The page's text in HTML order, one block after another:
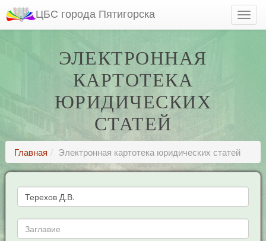
ЦБС города Пятигорска
ЭЛЕКТРОННАЯ
КАРТОТЕКА
ЮРИДИЧЕСКИХ
СТАТЕЙ
Главная Электронная картотека юридических статей